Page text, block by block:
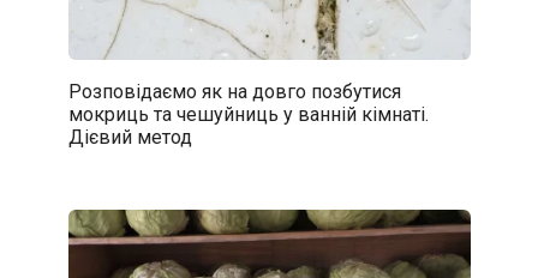
Розповідаємо як на довго позбутися
мокриць та чешуйниць у ванній кімнаті.
Дієвий метод